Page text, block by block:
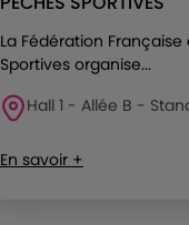
La Fédération Française
Sportives organise...
Hall 1 - Allée B -
En savoir +